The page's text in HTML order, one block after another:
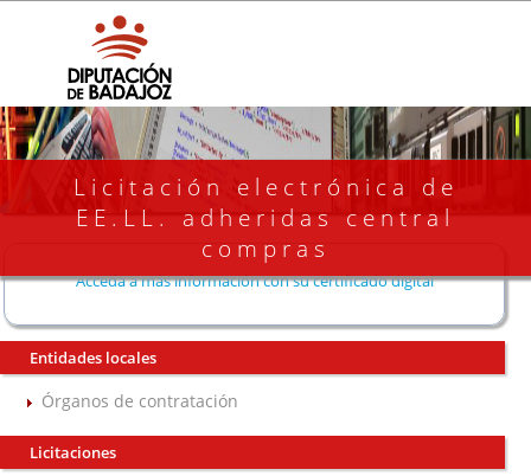
Licitación electrónica de
EE.LL. adheridas central
compras
Acceda a más información con su certificado digital
Entidades locales
Órganos de contratación
Licitaciones